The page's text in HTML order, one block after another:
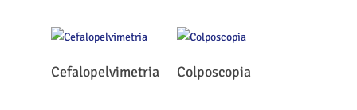
Leer Más
Cefalopelvimetria Leer Más
Colposcopia